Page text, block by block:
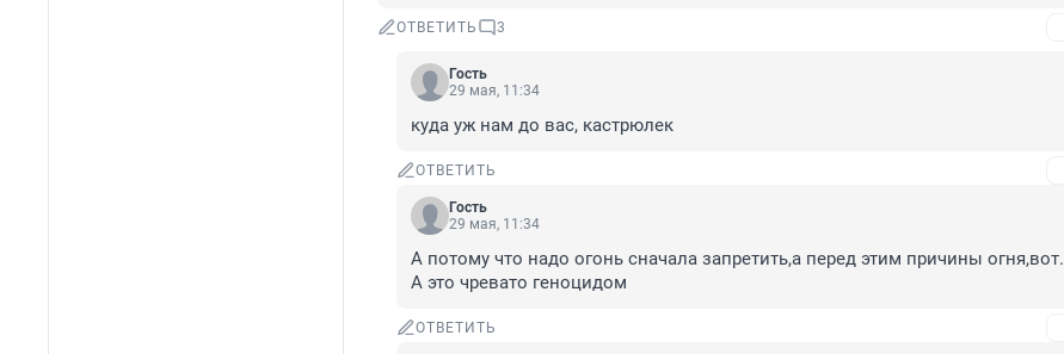
ОТВЕТИТЬ 3
Гость
29 мая, 11:34
куда уж нам до вас, кастрюлек
ОТВЕТИТЬ
Гость
29 мая, 11:34
А потому что надо огонь сначала запретить,а перед этим причины огня,вот.
А это чревато геноцидом
ОТВЕТИТЬ